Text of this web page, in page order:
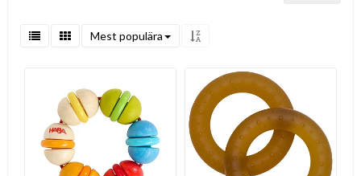
Mest populära